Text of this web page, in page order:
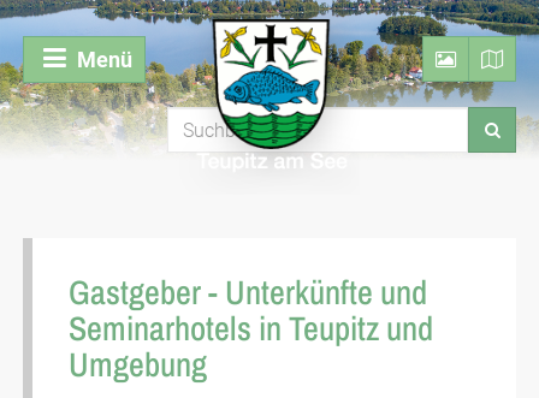
Menü
Gastgeber - Unterkünfte und
Seminarhotels in Teupitz und
Umgebung